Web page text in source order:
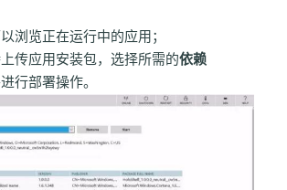
浏览正在运行中的应用；
传应用安装包，选择所需的依赖
行部署操作。